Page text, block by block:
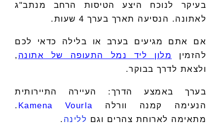
בעיקר לנוכח היצע הטיסות הרחב מנתב"ג
לאתונה. הנסיעה תארך בערך 4 שעות.
אם אתם מגיעים בערב או בלילה כדאי לכם
להזמין
מלון ליד נמל התעופה של אתונה ,
ולצאת לדרך בבוקר.
בערך באמצע הדרך: העיירה התיירותית
הנעימה קמנה וורלה Kamena Vourla
.
מתאימה לארוחת צהרים וגם ללינה .